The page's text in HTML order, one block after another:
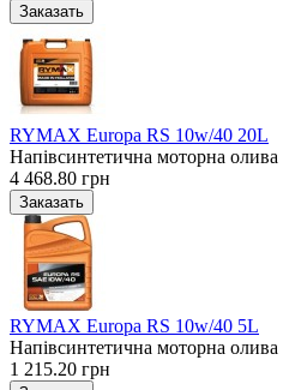
RYMAX Europa RS 10w/40 20L
Напівсинтетична моторна
4 468.80 грн
RYMAX Europa RS 10w/40 5L
Напівсинтетична моторна
1 215.20 грн